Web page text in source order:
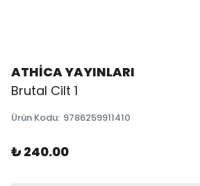
ATHİCA YAYINLARI
Brutal Cilt 1
Ürün Kodu: 9786259911410
₺ 240.00